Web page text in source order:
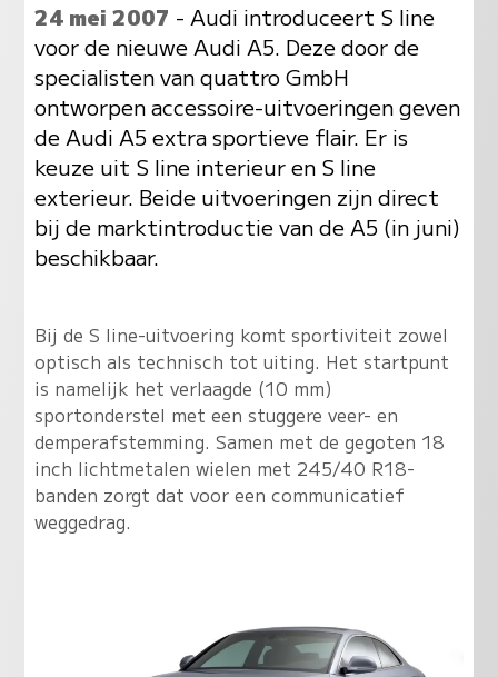
24 mei 2007 - Audi introduceert S line
voor de nieuwe Audi A5. Deze door de
specialisten van quattro GmbH
ontworpen accessoire-uitvoeringen geven
de Audi A5 extra sportieve flair. Er is
keuze uit S line interieur en S line
exterieur. Beide uitvoeringen zijn direct
bij de marktintroductie van de A5 (in juni)
beschikbaar.
Bij de S line-uitvoering komt sportiviteit zowel
optisch als technisch tot uiting. Het startpunt
is namelijk het verlaagde (10 mm)
sportonderstel met een stuggere veer- en
demperafstemming. Samen met de gegoten 18
inch lichtmetalen wielen met 245/40 R18-
banden zorgt dat voor een communicatief
weggedrag.